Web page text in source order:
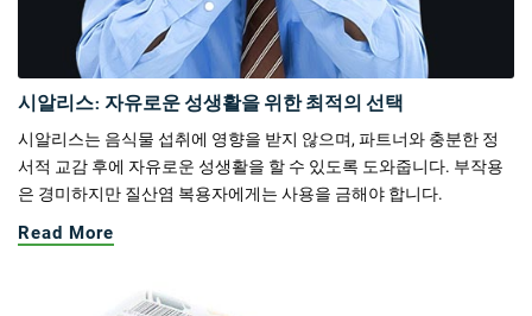
시알리스: 자유로운 성생활을 위한 최적의 선택
시알리스는 음식물 섭취에 영향을 받지 않으며, 파트너와 충분한 정
서적 교감 후에 자유로운 성생활을 할 수 있도록 도와줍니다. 부작용
은 경미하지만 질산염 복용자에게는 사용을 금해야 합니다.
Read More